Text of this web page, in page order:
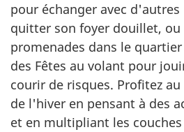
pour échanger avec d'autres
quitter son foyer douillet, ou
promenades dans le
des Fêtes au volant pour
courir de risques. Profitez
de l'hiver en pensant à des
et en multipliant les